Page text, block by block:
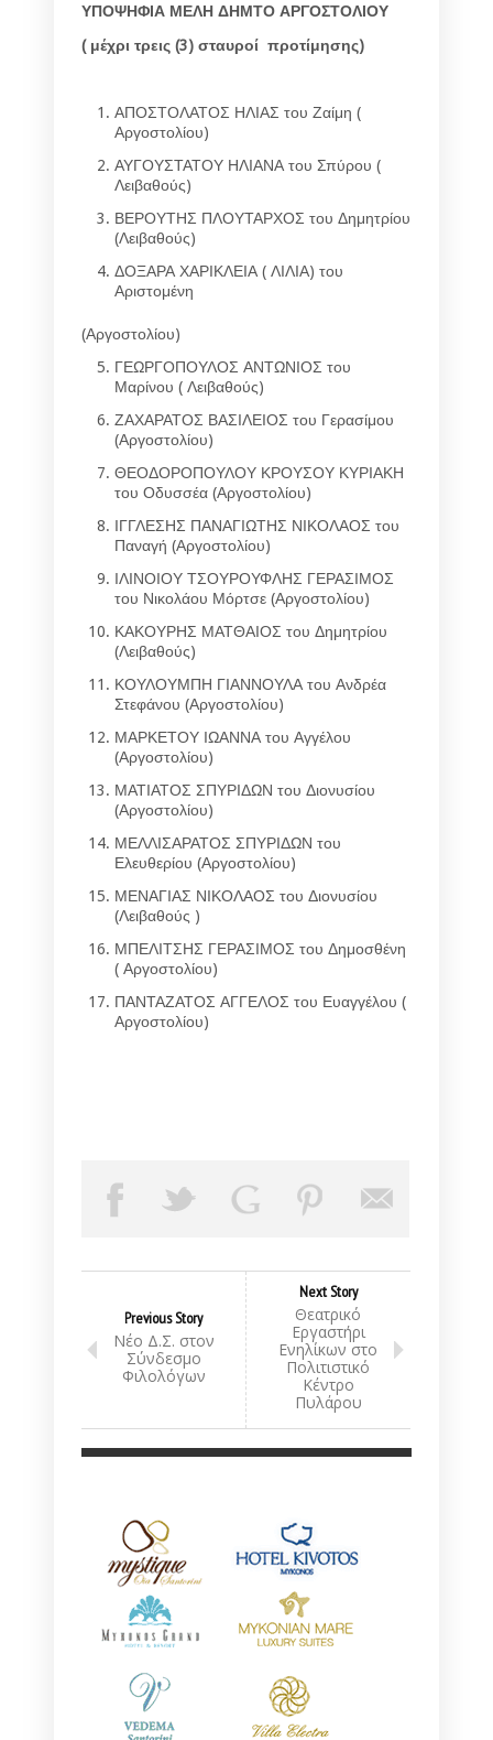
ΥΠΟΨΗΦΙΑ ΜΕΛΗ ΔΗΜΤΟ ΑΡΓΟΣΤΟΛΙΟΥ
( μέχρι τρεις (3) σταυροί προτίμησης)
ΑΠΟΣΤΟΛΑΤΟΣ ΗΛΙΑΣ του Ζαίμη (
Αργοστολίου)
ΑΥΓΟΥΣΤΑΤΟΥ ΗΛΙΑΝΑ του Σπύρου (
Λειβαθούς)
ΒΕΡΟΥΤΗΣ ΠΛΟΥΤΑΡΧΟΣ του Δημητρίου
(Λειβαθούς)
ΔΟΞΑΡΑ ΧΑΡΙΚΛΕΙΑ ( ΛΙΛΙΑ) του
Αριστομένη
(Αργοστολίου)
ΓΕΩΡΓΟΠΟΥΛΟΣ ΑΝΤΩΝΙΟΣ του
Μαρίνου ( Λειβαθούς)
ΖΑΧΑΡΑΤΟΣ ΒΑΣΙΛΕΙΟΣ του Γερασίμου
(Αργοστολίου)
ΘΕΟΔΟΡΟΠΟΥΛΟΥ ΚΡΟΥΣΟΥ ΚΥΡΙΑΚΗ
του Οδυσσέα (Αργοστολίου)
ΙΓΓΛΕΣΗΣ ΠΑΝΑΓΙΩΤΗΣ ΝΙΚΟΛΑΟΣ του
Παναγή (Αργοστολίου)
ΙΛΙΝΟΙΟΥ ΤΣΟΥΡΟΥΦΛΗΣ ΓΕΡΑΣΙΜΟΣ
του Νικολάου Μόρτσε (Αργοστολίου)
ΚΑΚΟΥΡΗΣ ΜΑΤΘΑΙΟΣ του Δημητρίου
(Λειβαθούς)
ΚΟΥΛΟΥΜΠΗ ΓΙΑΝΝΟΥΛΑ του Ανδρέα
Στεφάνου (Αργοστολίου)
ΜΑΡΚΕΤΟΥ ΙΩΑΝΝΑ του Αγγέλου
(Αργοστολίου)
ΜΑΤΙΑΤΟΣ ΣΠΥΡΙΔΩΝ του Διονυσίου
(Αργοστολίου)
ΜΕΛΛΙΣΑΡΑΤΟΣ ΣΠΥΡΙΔΩΝ του
Ελευθερίου (Αργοστολίου)
ΜΕΝΑΓΙΑΣ ΝΙΚΟΛΑΟΣ του Διονυσίου
(Λειβαθούς )
ΜΠΕΛΙΤΣΗΣ ΓΕΡΑΣΙΜΟΣ του Δημοσθένη
( Αργοστολίου)
ΠΑΝΤΑΖΑΤΟΣ ΑΓΓΕΛΟΣ του Ευαγγέλου (
Αργοστολίου)
Previous Story
Νέο Δ.Σ. στον
Σύνδεσμο
Φιλολόγων
Next Story
Θεατρικό
Εργαστήρι
Ενηλίκων στο
Πολιτιστικό
Κέντρο
Πυλάρου